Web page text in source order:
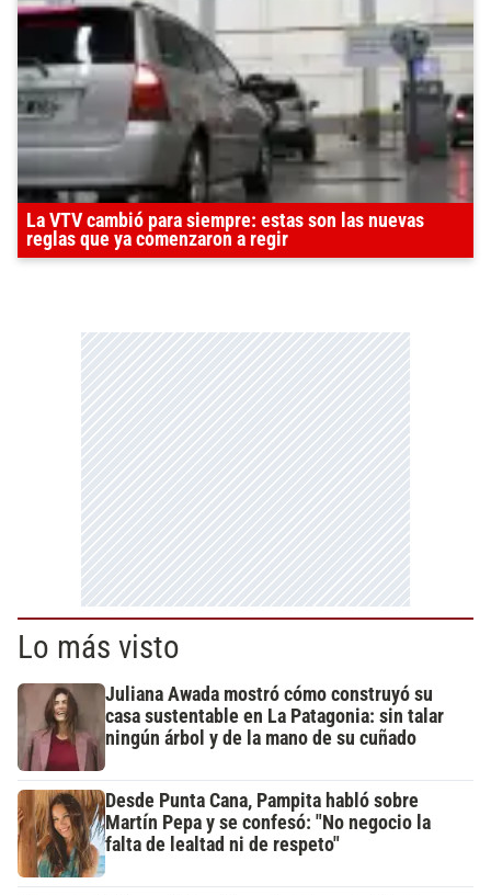
La VTV cambió para siempre: estas son las nuevas
reglas que ya comenzaron a regir
Lo más visto
Juliana Awada mostró cómo construyó su
casa sustentable en La Patagonia: sin talar
ningún árbol y de la mano de su cuñado
Desde Punta Cana, Pampita habló sobre
Martín Pepa y se confesó: "No negocio la
falta de lealtad ni de respeto"